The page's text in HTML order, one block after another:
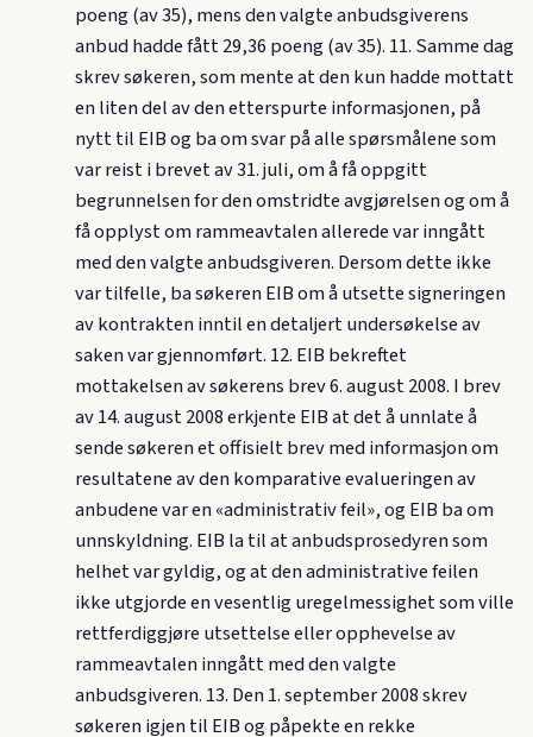
poeng (av 35), mens den valgte anbudsgiverens
anbud hadde fått 29,36 poeng (av 35). 11. Samme dag
skrev søkeren, som mente at den kun hadde mottatt
en liten del av den etterspurte informasjonen, på
nytt til EIB og ba om svar på alle spørsmålene som
var reist i brevet av 31. juli, om å få oppgitt
begrunnelsen for den omstridte avgjørelsen og om å
få opplyst om rammeavtalen allerede var inngått
med den valgte anbudsgiveren. Dersom dette ikke
var tilfelle, ba søkeren EIB om å utsette signeringen
av kontrakten inntil en detaljert undersøkelse av
saken var gjennomført. 12. EIB bekreftet
mottakelsen av søkerens brev 6. august 2008. I brev
av 14. august 2008 erkjente EIB at det å unnlate å
sende søkeren et offisielt brev med informasjon om
resultatene av den komparative evalueringen av
anbudene var en «administrativ feil», og EIB ba om
unnskyldning. EIB la til at anbudsprosedyren som
helhet var gyldig, og at den administrative feilen
ikke utgjorde en vesentlig uregelmessighet som ville
rettferdiggjøre utsettelse eller opphevelse av
rammeavtalen inngått med den valgte
anbudsgiveren. 13. Den 1. september 2008 skrev
søkeren igjen til EIB og påpekte en rekke